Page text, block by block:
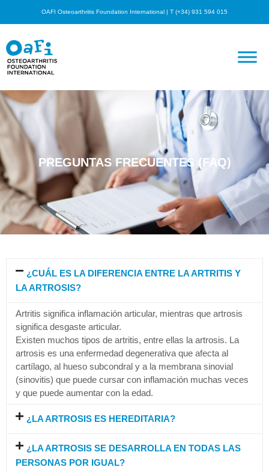
OAFI Osteoarthritis Foundation International | T (+34) 931 594 015
PREGUNTAS FRECUENTES (FAQ)
¿CUÁL ES LA DIFERENCIA ENTRE LA ARTRITIS Y
LA ARTROSIS?
Artritis significa inflamación articular, mientras que artrosis
significa desgaste articular.
Existen muchos tipos de artritis, entre ellas la artrosis. La
artrosis es una enfermedad degenerativa que afecta al
cartílago, al hueso subcondral y a la membrana sinovial
(sinovitis) que puede cursar con inflamación muchas veces
y que puede aumentar con la edad.
¿LA ARTROSIS ES HEREDITARIA?
¿LA ARTROSIS SE DESARROLLA EN TODAS LAS
PERSONAS POR IGUAL?